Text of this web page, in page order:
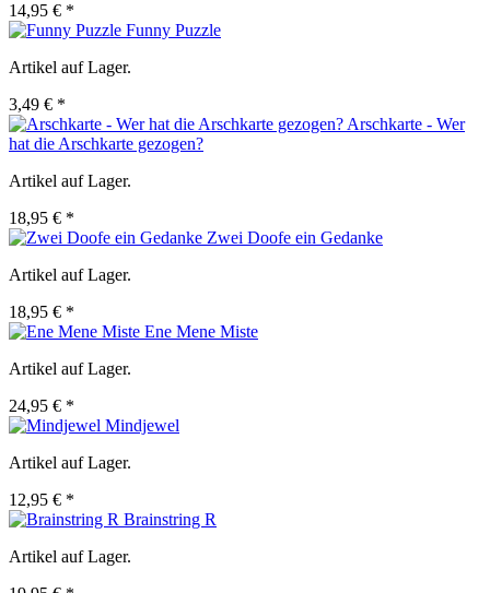
14,95 € *
Funny Puzzle
Artikel auf Lager.
3,49 € *
Arschkarte - Wer
hat die Arschkarte gezogen?
Artikel auf Lager.
18,95 € *
Zwei Doofe ein Gedanke
Artikel auf Lager.
18,95 € *
Ene Mene Miste
Artikel auf Lager.
24,95 € *
Mindjewel
Artikel auf Lager.
12,95 € *
Brainstring R
Artikel auf Lager.